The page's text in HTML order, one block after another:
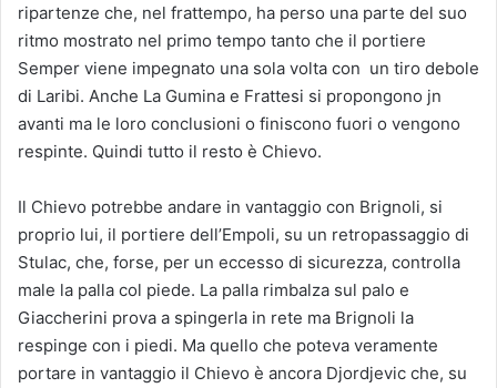
ripartenze che, nel frattempo, ha perso una parte del suo
ritmo mostrato nel primo tempo tanto che il portiere
Semper viene impegnato una sola volta con un tiro debole
di Laribi. Anche La Gumina e Frattesi si propongono jn
avanti ma le loro conclusioni o finiscono fuori o vengono
respinte. Quindi tutto il resto è Chievo.
Il Chievo potrebbe andare in vantaggio con Brignoli, si
proprio lui, il portiere dell’Empoli, su un retropassaggio di
Stulac, che, forse, per un eccesso di sicurezza, controlla
male la palla col piede. La palla rimbalza sul palo e
Giaccherini prova a spingerla in rete ma Brignoli la
respinge con i piedi. Ma quello che poteva veramente
portare in vantaggio il Chievo è ancora Djordjevic che, su